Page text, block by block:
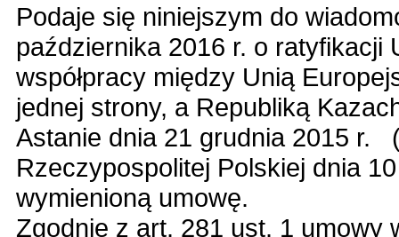
Podaje się niniejszym do
października 2016 r. o ratyfikacji
współpracy między Unią
jednej strony, a Republiką
Astanie dnia 21 grudnia 2015 r.
Rzeczypospolitej Polskiej dnia
wymienioną umowę.
Zgodnie z art. 281 ust. 1 umowy